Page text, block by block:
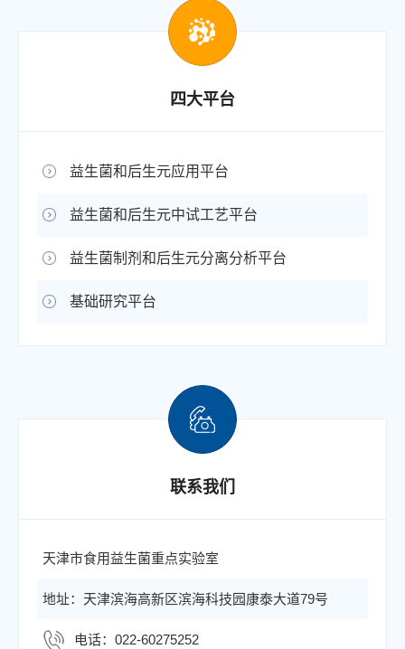
四大平台
益生菌和后生元应用平台
益生菌和后生元中试工艺平台
益生菌制剂和后生元分离分析平台
基础研究平台
联系我们
天津市食用益生菌重点实验室
地址：天津滨海高新区滨海科技园康泰大道79号
电话：022-60275252